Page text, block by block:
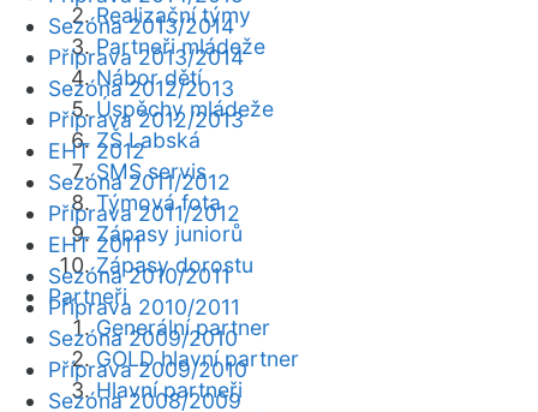
Realizační týmy
Partneři mládeže
Nábor dětí
Úspěchy mládeže
ZŠ Labská
SMS servis
Týmová fota
Zápasy juniorů
Zápasy dorostu
Partneři
Generální partner
GOLD hlavní partner
Hlavní partneři
Sezóna 2013/2014
Příprava 2013/2014
Sezóna 2012/2013
Příprava 2012/2013
EHT 2012
Sezóna 2011/2012
Příprava 2011/2012
EHT 2011
Sezóna 2010/2011
Příprava 2010/2011
Sezóna 2009/2010
Příprava 2009/2010
Sezóna 2008/2009